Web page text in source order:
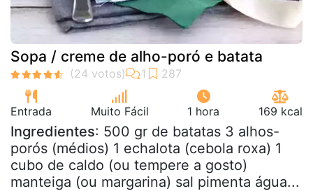
Sopa / creme de alho-poró e batata
Entrada Muito Fácil 1 hora 169 kcal
Ingredientes: 500 gr de batatas 3 alhos-
porós (médios) 1 echalota (cebola roxa) 1
cubo de caldo (ou tempere a gosto)
manteiga (ou margarina) sal pimenta água...